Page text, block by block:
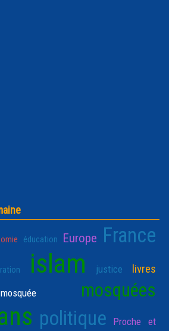
éducation Europe France
islam justice livres
mosquée mosquées
politique Proche et